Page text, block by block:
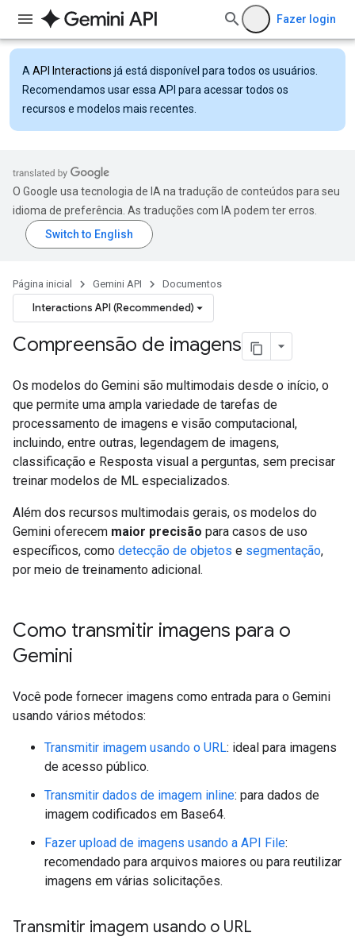
Fazer login
A API Interactions já está disponível para todos os usuários.
Recomendamos usar essa API para acessar todos os
recursos e modelos mais recentes.
O Google usa tecnologia de IA na tradução de conteúdos para seu
idioma de preferência. As traduções com IA podem ter erros.
Página inicial Gemini API Documentos
Interactions API (Recommended)
Compreensão de imagens
Os modelos do Gemini são multimodais desde o início, o
que permite uma ampla variedade de tarefas de
processamento de imagens e visão computacional,
incluindo, entre outras, legendagem de imagens,
classificação e Resposta visual a perguntas, sem precisar
treinar modelos de ML especializados.
Além dos recursos multimodais gerais, os modelos do
Gemini oferecem maior precisão para casos de uso
específicos, como detecção de objetos e segmentação,
por meio de treinamento adicional.
Como transmitir imagens para o
Gemini
Você pode fornecer imagens como entrada para o Gemini
usando vários métodos:
Transmitir imagem usando o URL: ideal para imagens
de acesso público.
Transmitir dados de imagem inline: para dados de
imagem codificados em Base64.
Fazer upload de imagens usando a API File:
recomendado para arquivos maiores ou para reutilizar
imagens em várias solicitações.
Transmitir imagem usando o URL